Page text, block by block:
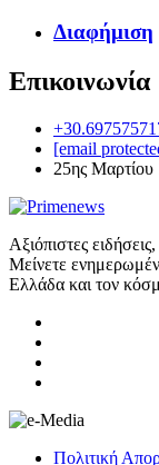
Διαφήμιση
Επικοινωνία
[email
25ης
Αξιόπιστες
Μείνετε
Ελλάδα και τον
Πολιτική